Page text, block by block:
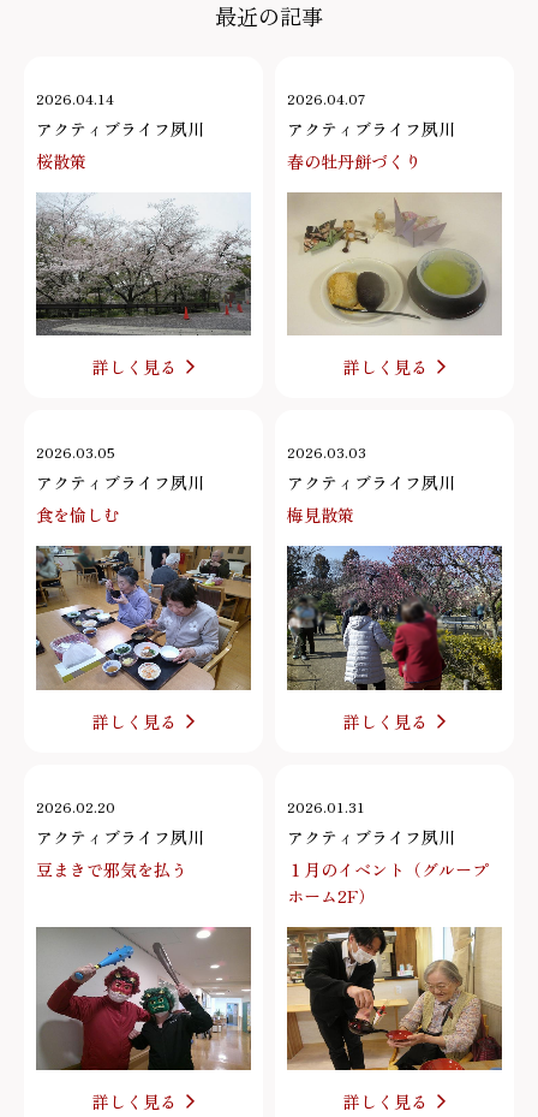
最近の記事
2026.04.14
アクティブライフ夙川
桜散策
詳しく見る
2026.04.07
アクティブライフ夙川
春の牡丹餅づくり
詳しく見る
2026.03.05
アクティブライフ夙川
食を愉しむ
詳しく見る
2026.03.03
アクティブライフ夙川
梅見散策
詳しく見る
2026.02.20
アクティブライフ夙川
豆まきで邪気を払う
詳しく見る
2026.01.31
アクティブライフ夙川
１月のイベント（グループ
ホーム2F）
詳しく見る